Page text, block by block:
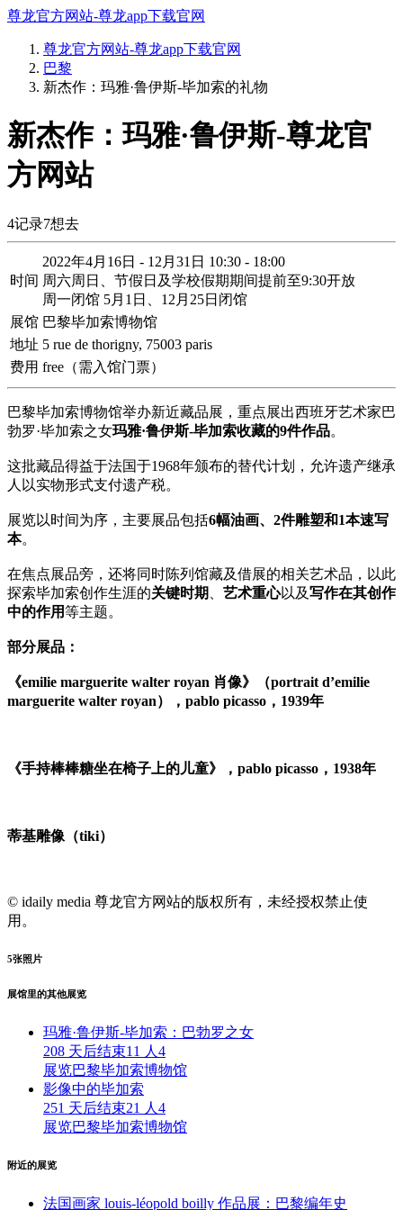
尊龙官方网站-尊龙app下载官网
尊龙官方网站-尊龙app下载官网
巴黎
新杰作：玛雅·鲁伊斯-毕加索的礼物
新杰作：玛雅·鲁伊斯-尊龙官
方网站
4记录7想去
时间
2022年4月16日 - 12月31日 10:30 - 18:00
周六周日、节假日及学校假期期间提前至9:30开放
周一闭馆 5月1日、12月25日闭馆
展馆 巴黎毕加索博物馆
地址 5 rue de thorigny, 75003 paris
费用 free（需入馆门票）
巴黎毕加索博物馆举办新近藏品展，重点展出西班牙艺术家巴
勃罗·毕加索之女玛雅·鲁伊斯-毕加索收藏的9件作品。
这批藏品得益于法国于1968年颁布的替代计划，允许遗产继承
人以实物形式支付遗产税。
展览以时间为序，主要展品包括6幅油画、2件雕塑和1本速写
本。
在焦点展品旁，还将同时陈列馆藏及借展的相关艺术品，以此
探索毕加索创作生涯的关键时期 艺术重心以及写作在其创作
中的作用等主题。
部分展品：
《emilie marguerite walter royan 肖像》（portrait d’emilie
marguerite walter royan），pablo picasso，1939年
《手持棒棒糖坐在椅子上的儿童》，pablo picasso，1938年
蒂基雕像（tiki）
© idaily media 尊龙官方网站的版权所有，未经授权禁止使
用。
5张照片
展馆里的其他展览
玛雅·鲁伊斯-毕加索：巴勃罗之女
208 天后结束11 人 4
展览巴黎毕加索博物馆
影像中的毕加索
251 天后结束21 人 4
展览巴黎毕加索博物馆
附近的展览
法国画家 louis-léopold boilly 作品展：巴黎编年史